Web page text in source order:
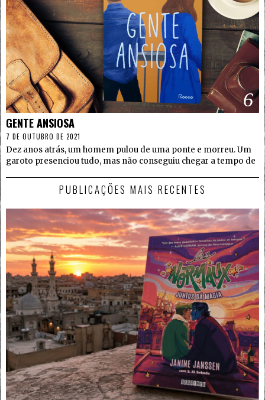
6
GENTE ANSIOSA
7 DE OUTUBRO DE 2021
Dez anos atrás, um homem pulou de uma ponte e morreu. Um
garoto presenciou tudo, mas não conseguiu chegar a tempo de
PUBLICAÇÕES MAIS RECENTES